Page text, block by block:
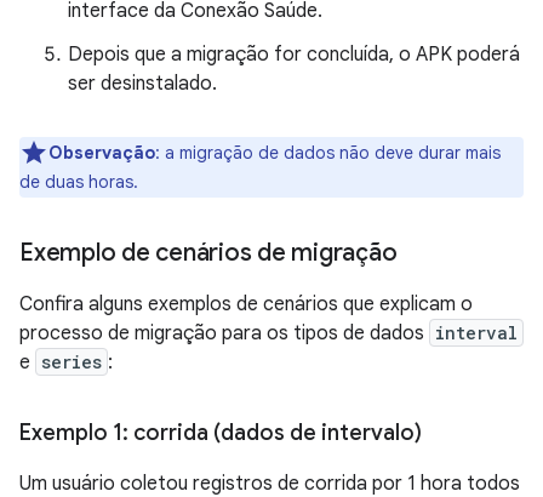
interface da Conexão Saúde.
Depois que a migração for concluída, o APK poderá
ser desinstalado.
Observação: a migração de dados não deve durar mais
de duas horas.
Exemplo de cenários de migração
Confira alguns exemplos de cenários que explicam o
processo de migração para os tipos de dados interval
e series :
Exemplo 1: corrida (dados de intervalo)
Um usuário coletou registros de corrida por 1 hora todos